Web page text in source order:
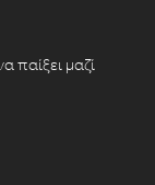
παίξει μαζί